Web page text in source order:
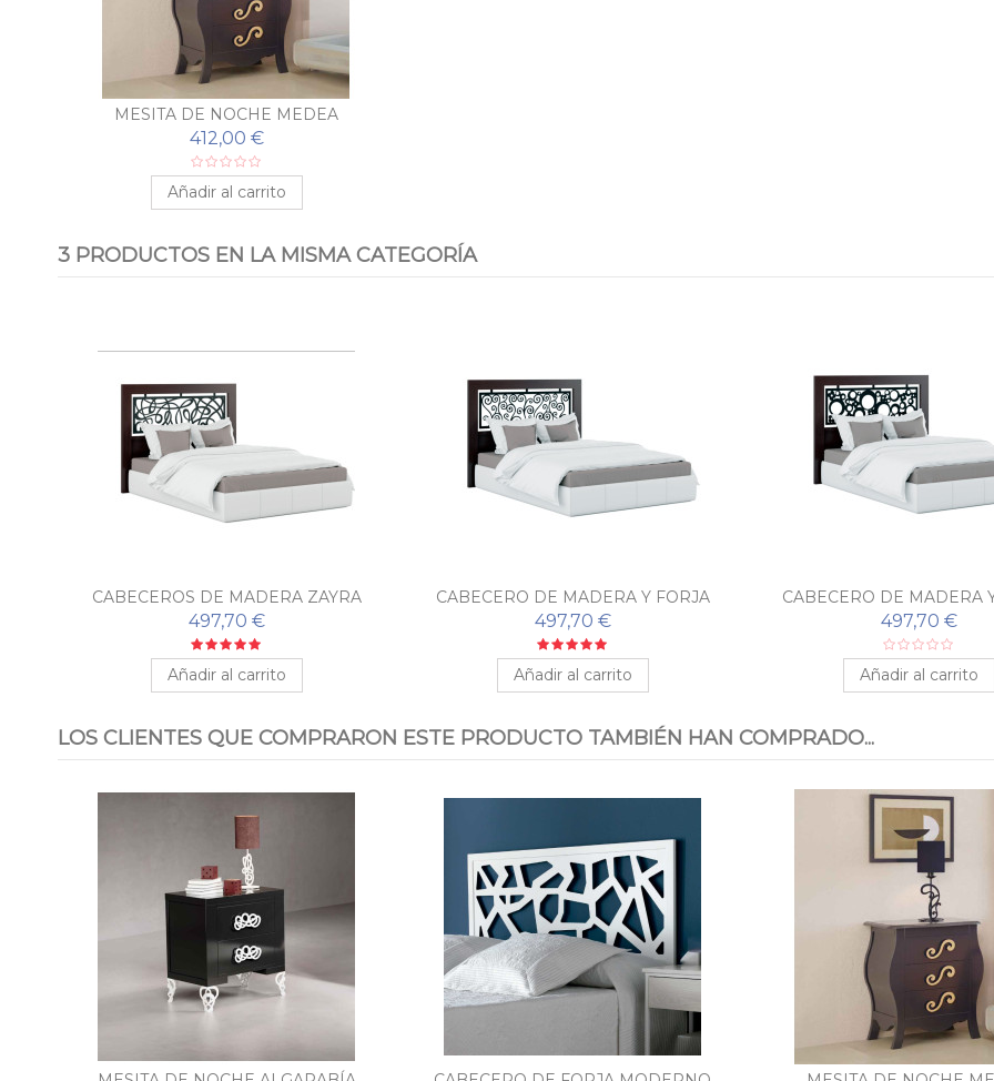
MESITA DE NOCHE MEDEA
412,00 €
Añadir al carrito
3 PRODUCTOS EN LA MISMA CATEGORÍA
CABECEROS DE MADERA ZAYRA
497,70 €
Añadir al carrito
CABECERO DE MADERA Y FORJA
OLADYS
497,70 €
Añadir al carrito
CABECERO DE MADERA
KYARA
497,70 €
Añadir al carrito
LOS CLIENTES QUE COMPRARON ESTE PRODUCTO TAMBIÉN HAN COMPRADO...